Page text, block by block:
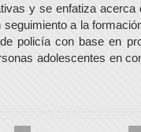
y se enfatiza acerca
se­guimiento a la
policía con base en
adolescentes en